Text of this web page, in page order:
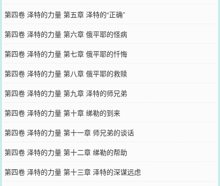
第四卷 泽特的力量 第五章 泽特的“正确”
第四卷 泽特的力量 第六章 俄平耶的怪病
第四卷 泽特的力量 第七章 俄平耶的忏悔
第四卷 泽特的力量 第八章 俄平耶的救赎
第四卷 泽特的力量 第九章 泽特的师兄弟
第四卷 泽特的力量 第十章 绨勒的到来
第四卷 泽特的力量 第十一章 师兄弟的谈话
第四卷 泽特的力量 第十二章 绨勒的帮助
第四卷 泽特的力量 第十三章 泽特的深谋远虑